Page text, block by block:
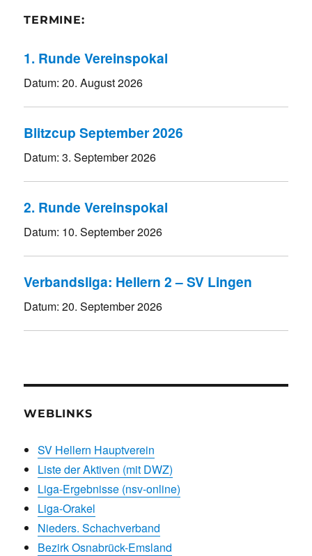
TERMINE:
1. Runde Vereinspokal
Datum:20. August 2026
Blitzcup September 2026
Datum:3. September 2026
2. Runde Vereinspokal
Datum: 10. September 2026
Verbandsliga: Hellern 2 – SV Lingen
Datum:20. September 2026
WEBLINKS
SV Hellern Hauptverein
Liste der Aktiven (mit DWZ)
Liga-Ergebnisse (nsv-online)
Liga-Orakel
Nieders. Schachverband
Bezirk Osnabrück-Emsland